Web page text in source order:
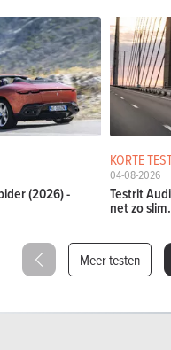
(2026) -
KORTE
04-08-2026
Testrit
net zo
Meer testen